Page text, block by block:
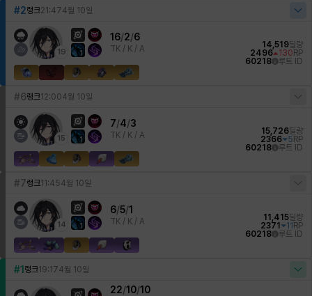
#2랭크21:474월 10일
19 1
16/2/6
TK / K / A 14,519딜량
2496
130 RP
60218
루트 ID
#6랭크12:004월 10일
15 1
7/4/3
TK / K / A 15,726딜량
2366
5 RP
60218
루트 ID
#7랭크11:454월 10일
14 1
6/5/1
TK / K / A 11,415딜량
2371
11 RP
60218
루트 ID
#1 랭크19:174월 10일
22/10/10